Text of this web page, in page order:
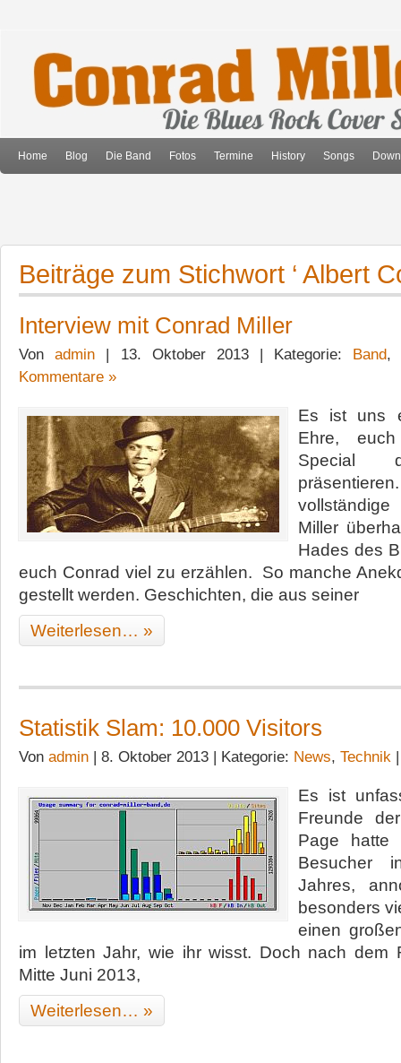
Home Blog Die Band Fotos Termine History Songs
Beiträge zum Stichwort ‘ Albert
Interview mit Conrad Miller
Vonadmin | 13. Oktober 2013 | Kategorie: Band
Kommentare »
Es ist uns
Ehre,
Special
Miller
Hades des
euch Conrad viel zu erzählen. So manche
gestellt werden. Geschichten, die aus seiner
Weiterlesen… »
Statistik Slam: 10.000 Visitors
Von admin | 8. Oktober 2013 | Kategorie: News, Technik
Es ist
Freunde
Page hatte
Besucher
Jahres,
besonders
einen
im letzten Jahr, wie ihr wisst. Doch nach dem
Mitte Juni 2013,
Weiterlesen… »